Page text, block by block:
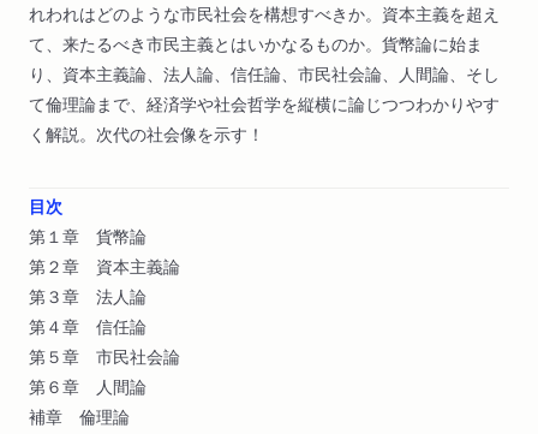
れわれはどのような市民社会を構想すべきか。資本主義を超え
て、来たるべき市民主義とはいかなるものか。貨幣論に始ま
り、資本主義論、法人論、信任論、市民社会論、人間論、そし
て倫理論まで、経済学や社会哲学を縦横に論じつつわかりやす
く解説。次代の社会像を示す！
目次
第１章 貨幣論
第２章 資本主義論
第３章 法人論
第４章 信任論
第５章 市民社会論
第６章 人間論
補章 倫理論